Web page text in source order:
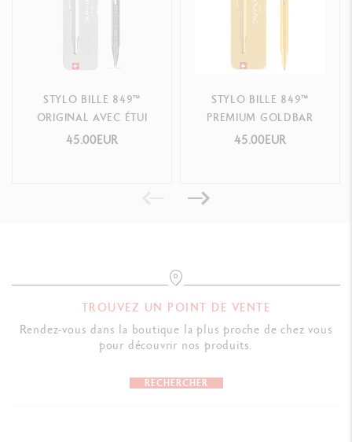
STYLO BILLE 849™
ORIGINAL AVEC ÉTUI
45.00EUR
STYLO BILLE 849™
PREMIUM GOLDBAR
45.00EUR
TROUVEZ UN POINT DE VENTE
Rendez-vous dans la boutique la plus proche de chez vous
pour découvrir nos produits.
RECHERCHER